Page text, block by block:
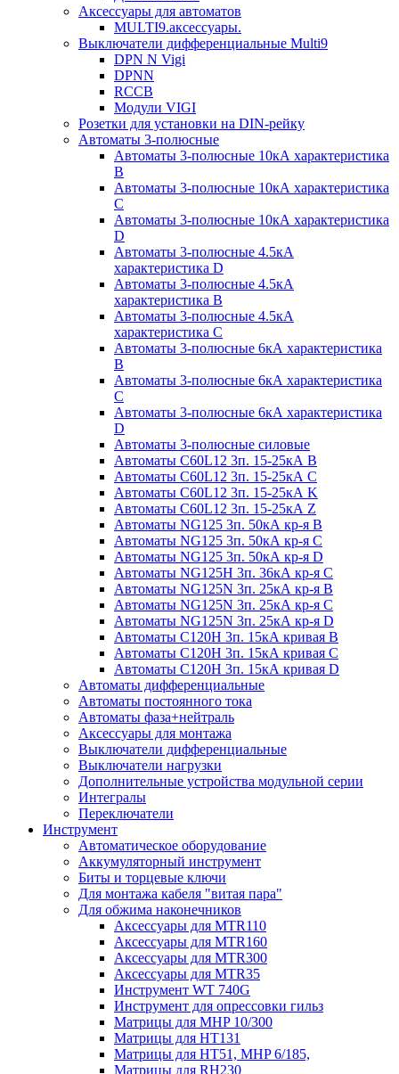
Аксессуары для автоматов
MULTI9.аксессуары.
Выключатели дифференциальные Multi9
DPN N Vigi
DPNN
RCCB
Модули VIGI
Розетки для установки на DIN-рейку
Автоматы 3-полюсные
Автоматы 3-полюсные 10кА характеристика
B
Автоматы 3-полюсные 10кА характеристика
C
Автоматы 3-полюсные 10кА характеристика
D
Автоматы 3-полюсные 4.5кА
характеристика D
Автоматы 3-полюсные 4.5кА
характеристика В
Автоматы 3-полюсные 4.5кА
характеристика С
Автоматы 3-полюсные 6кА характеристика
B
Автоматы 3-полюсные 6кА характеристика
C
Автоматы 3-полюсные 6кА характеристика
D
Автоматы 3-полюсные силовые
Автоматы C60L12 3п. 15-25кА B
Автоматы C60L12 3п. 15-25кА C
Автоматы C60L12 3п. 15-25кА K
Автоматы C60L12 3п. 15-25кА Z
Автоматы NG125 3п. 50кА кр-я B
Автоматы NG125 3п. 50кА кр-я C
Автоматы NG125 3п. 50кА кр-я D
Автоматы NG125H 3п. 36кА кр-я C
Автоматы NG125N 3п. 25кА кр-я B
Автоматы NG125N 3п. 25кА кр-я C
Автоматы NG125N 3п. 25кА кр-я D
Автоматы С120Н 3п. 15кА кривая B
Автоматы С120Н 3п. 15кА кривая C
Автоматы С120Н 3п. 15кА кривая D
Автоматы дифференциальные
Автоматы постоянного тока
Автоматы фаза+нейтраль
Аксессуары для монтажа
Выключатели дифференциальные
Выключатели нагрузки
Дополнительные устройства модульной серии
Интегралы
Переключатели
Инструмент
Автоматическое оборудование
Аккумуляторный инструмент
Биты и торцевые ключи
Для монтажа кабеля "витая пара"
Для обжима наконечников
Аксессуары для MTR110
Аксессуары для MTR160
Аксессуары для MTR300
Аксессуары для MTR35
Инструмент WT 740G
Инструмент для опрессовки гильз
Матрицы для MHP 10/300
Матрицы для НТ131
Матрицы для НТ51, MHP 6/185,
Матрицы для RH230